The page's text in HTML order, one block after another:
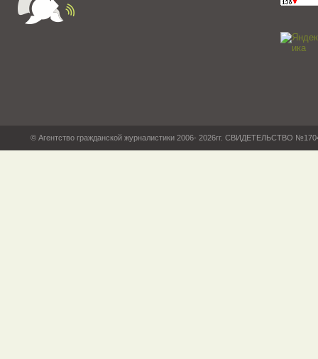
© Агентство гражданской журналистики 2006- 2026гг. СВИДЕТЕЛЬСТВО